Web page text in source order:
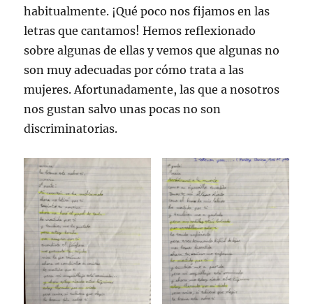
habitualmente. ¡Qué poco nos fijamos en las
letras que cantamos! Hemos reflexionado
sobre algunas de ellas y vemos que algunas no
son muy adecuadas por cómo trata a las
mujeres. Afortunadamente, las que a nosotros
nos gustan salvo unas pocas no son
discriminatorias.